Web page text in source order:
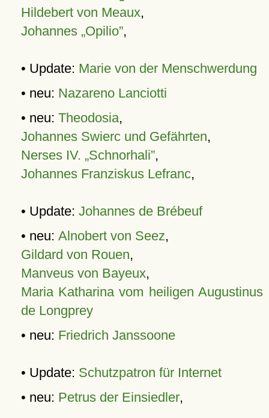
Hildebert von Meaux,
Johannes „Opilio”,
• Update: Marie von der Menschwerdung
• neu: Nazareno Lanciotti
• neu: Theodosia,
Johannes Swierc und Gefährten,
Nerses IV. „Schnorhali”,
Johannes Franziskus Lefranc,
• Update: Johannes de Brébeuf
• neu: Alnobert von Seez,
Gildard von Rouen,
Manveus von Bayeux,
Maria Katharina vom heiligen Augustinus
de Longprey
• neu: Friedrich Janssoone
• Update: Schutzpatron für Internet
• neu: Petrus der Einsiedler,